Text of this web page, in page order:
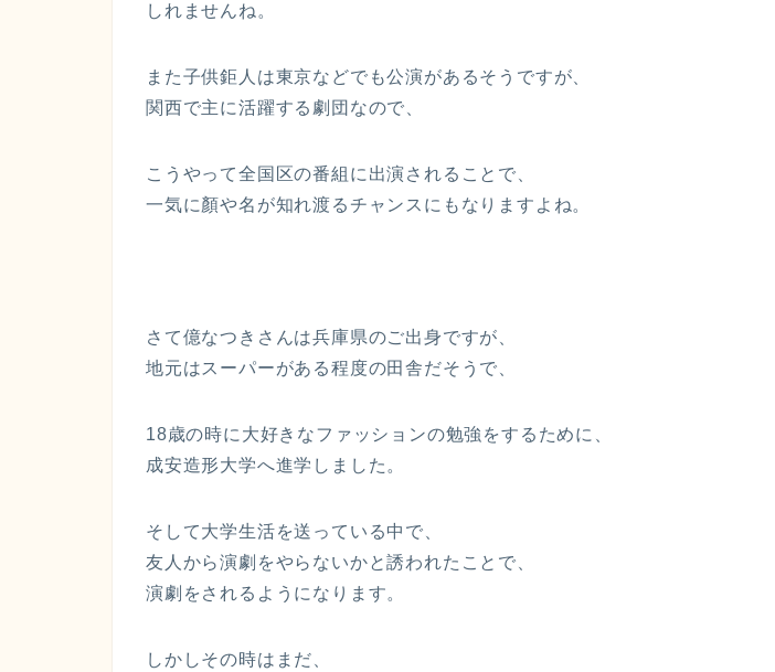
しれませんね。
また子供鉅人は東京などでも公演があるそうですが、
関西で主に活躍する劇団なので、
こうやって全国区の番組に出演されることで、
一気に顏や名が知れ渡るチャンスにもなりますよね。
さて億なつきさんは兵庫県のご出身ですが、
地元はスーパーがある程度の田舎だそうで、
18歳の時に大好きなファッションの勉強をするために、
成安造形大学へ進学しました。
そして大学生活を送っている中で、
友人から演劇をやらないかと誘われたことで、
演劇をされるようになります。
しかしその時はまだ、